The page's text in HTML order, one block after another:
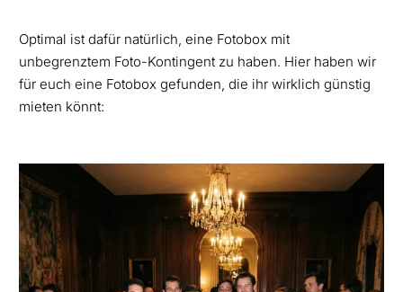
Optimal ist dafür natürlich, eine Fotobox mit
unbegrenztem Foto-Kontingent zu haben. Hier haben wir
für euch eine Fotobox gefunden, die ihr wirklich günstig
mieten könnt: